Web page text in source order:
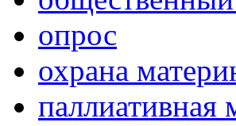
опрос
охрана